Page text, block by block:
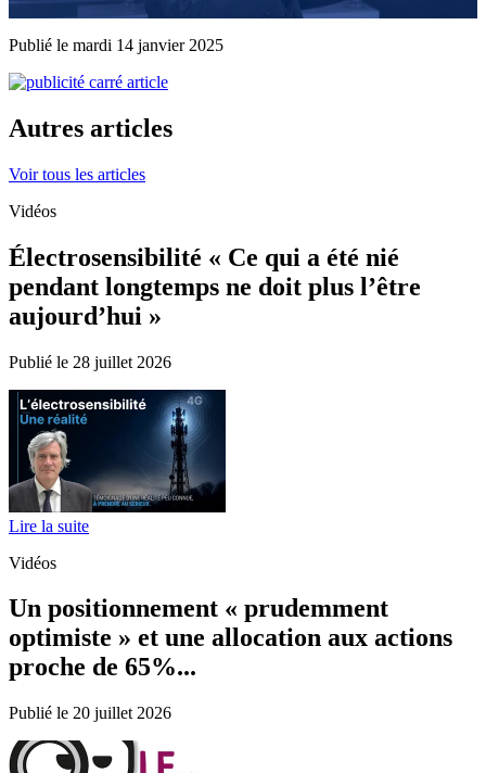
Publié le mardi 14 janvier 2025
Autres articles
Voir tous les articles
Vidéos
Électrosensibilité « Ce qui a été nié
pendant longtemps ne doit plus l’être
aujourd’hui »
Publié le 28 juillet 2026
Lire la suite
Vidéos
Un positionnement « prudemment
optimiste » et une allocation aux actions
proche de 65%...
Publié le 20 juillet 2026